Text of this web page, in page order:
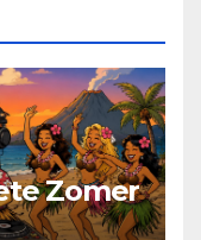
Zomer